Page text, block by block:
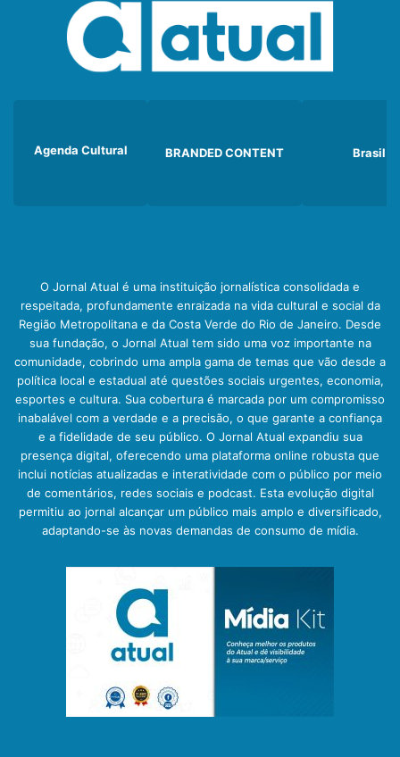
Agenda Cultural BRANDED CONTENT Brasil
O Jornal Atual é uma instituição jornalística consolidada e
respeitada, profundamente enraizada na vida cultural e social da
Região Metropolitana e da Costa Verde do Rio de Janeiro. Desde
sua fundação, o Jornal Atual tem sido uma voz importante na
comunidade, cobrindo uma ampla gama de temas que vão desde a
política local e estadual até questões sociais urgentes, economia,
esportes e cultura. Sua cobertura é marcada por um compromisso
inabalável com a verdade e a precisão, o que garante a confiança
e a fidelidade de seu público. O Jornal Atual expandiu sua
presença digital, oferecendo uma plataforma online robusta que
inclui notícias atualizadas e interatividade com o público por meio
de comentários, redes sociais e podcast. Esta evolução digital
permitiu ao jornal alcançar um público mais amplo e diversificado,
adaptando-se às novas demandas de consumo de mídia.